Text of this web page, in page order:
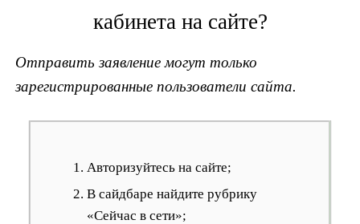
кабинета на сайте?
Отправить заявление могут только
зарегистрированные пользователи сайта.
Авторизуйтесь на сайте;
В сайдбаре найдите рубрику
«Сейчас в сети»;